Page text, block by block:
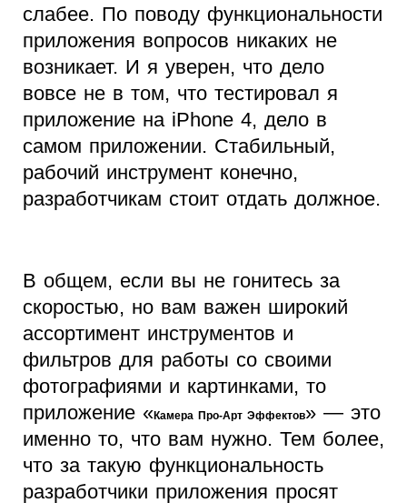
слабее. По поводу функциональности
приложения вопросов никаких не
возникает. И я уверен, что дело
вовсе не в том, что тестировал я
приложение на iPhone 4, дело в
самом приложении. Стабильный,
рабочий инструмент конечно,
разработчикам стоит отдать должное.
В общем, если вы не гонитесь за
скоростью, но вам важен широкий
ассортимент инструментов и
фильтров для работы со своими
фотографиями и картинками, то
приложение «Камера Про-Арт Эффектов» — это
именно то, что вам нужно. Тем более,
что за такую функциональность
разработчики приложения просят